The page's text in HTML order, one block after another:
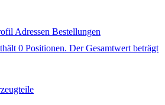
Adressen Bestellungen
0 Positionen. Der Gesamtwert beträgt